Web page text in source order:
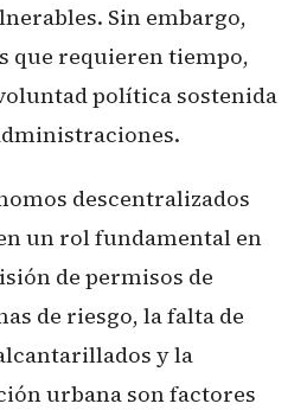
Sin embargo,
que requieren tiempo,
política sostenida
descentralizados
un rol fundamental en
de permisos de
de riesgo, la falta de
y la
urbana son factores